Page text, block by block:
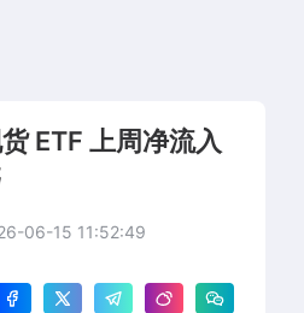
ETF 上周净流入
06-15 11:52:49